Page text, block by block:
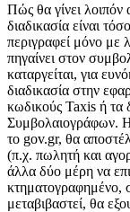
Πώς θα γίνει
διαδικασία είναι
περιγραφεί μόνο με
πηγαίνει στον
καταργείται, για
διαδικασία στην
κωδικούς Taxis ή τα
Συμβολαιογράφων.
το gov.gr, θα
(π.χ. πωλητή και
άλλα δύο μέρη να
κτηματογραφημένο,
μεταβιβαστεί, θα